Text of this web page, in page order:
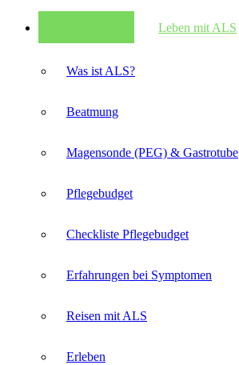
Leben mit ALS
Was ist ALS?
Beatmung
Magensonde (PEG) & Gastrotube
Pflegebudget
Checkliste Pflegebudget
Erfahrungen bei Symptomen
Reisen mit ALS
Erleben